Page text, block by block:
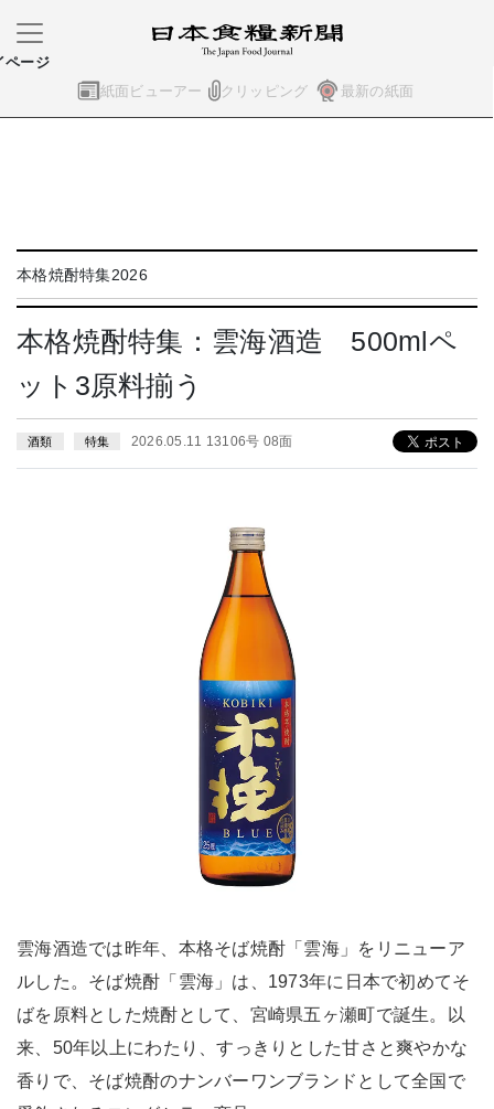
紙面ビューアー クリッピング 最新の紙面
ページ
本格焼酎特集2026
本格焼酎特集：雲海酒造 500mlペ
ット3原料揃う
酒類 特集 2026.05.11 13106号 08面
雲海酒造では昨年、本格そば焼酎「雲海」をリニューア
ルした。そば焼酎「雲海」は、1973年に日本で初めてそ
ばを原料とした焼酎として、宮崎県五ヶ瀬町で誕生。以
来、50年以上にわたり、すっきりとした甘さと爽やかな
香りで、そば焼酎のナンバーワンブランドとして全国で